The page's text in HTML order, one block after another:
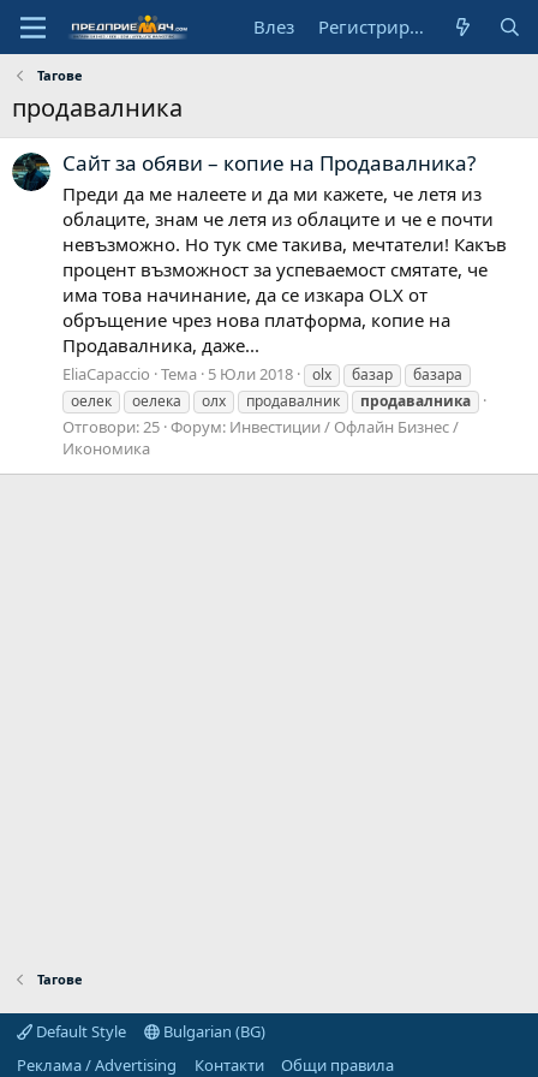
Влез Регистрирай се
Тагове
продавалника
Сайт за обяви – копие на Продавалника?
Преди да ме налеете и да ми кажете, че летя из
облаците, знам че летя из облаците и че е почти
невъзможно. Но тук сме такива, мечтатели! Какъв
процент възможност за успеваемост смятате, че
има това начинание, да се изкара OLX от
обръщение чрез нова платформа, копие на
Продавалника, даже...
EliaCapaccio Тема 5 Юли 2018 olx базар
базара
оелек
оелека олх продавалник продавалника
Отговори: 25 Форум: Инвестиции / Офлайн Бизнес /
Икономика
Тагове
Default Style
Bulgarian (BG)
Реклама / Advertising
Контакти
Общи правила